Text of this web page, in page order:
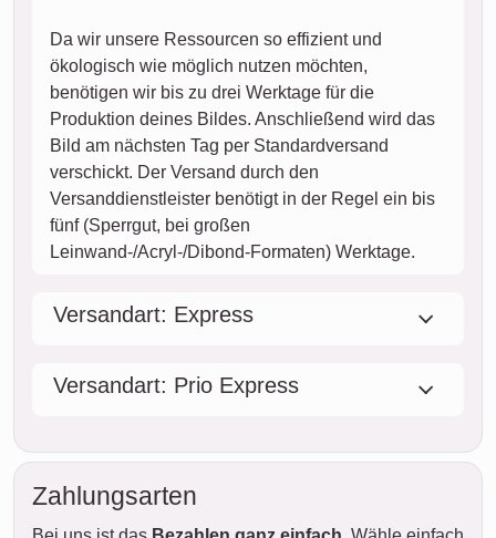
Da wir unsere Ressourcen so effizient und
ökologisch wie möglich nutzen möchten,
benötigen wir bis zu drei Werktage für die
Produktion deines Bildes. Anschließend wird das
Bild am nächsten Tag per Standardversand
verschickt. Der Versand durch den
Versanddienstleister benötigt in der Regel ein bis
fünf (Sperrgut, bei großen
Leinwand-/Acryl-/Dibond-Formaten) Werktage.
Versandart: Express
Versandart: Prio Express
Zahlungsarten